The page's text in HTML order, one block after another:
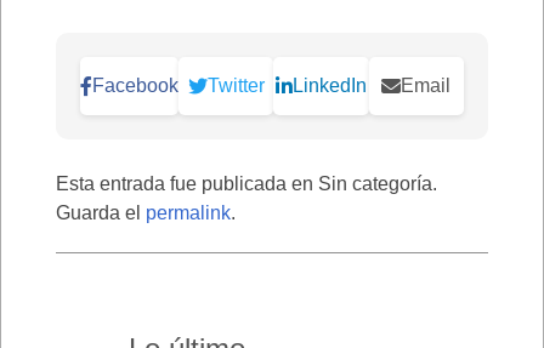
Facebook Twitter LinkedIn Email
Esta entrada fue publicada en Sin categoría.
Guarda el permalink.